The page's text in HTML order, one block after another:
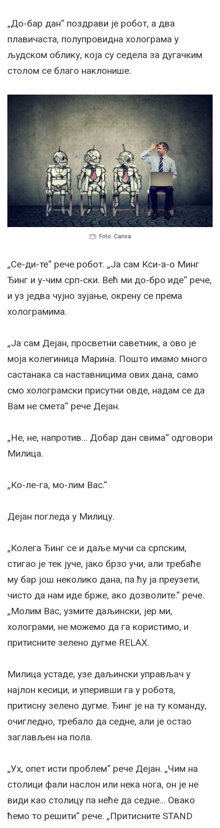
„До-бар дан“ поздрави је робот, а два
плавичаста, полупровидна холограма у
људском облику, која су седела за дугачким
столом се благо наклонише.
Foto: Canva
„Се-ди-те“ рече робот. „Ја сам Кси-а-о Минг
Ђинг и у-чим срп-ски. Већ ми до-бро иде“ рече,
и уз једва чујно зујање, окрену се према
холограмима.
„Ја сам Дејан, просветни саветник, а ово је
моја колегиница Марина. Пошто имамо много
састанака са наставницима ових дана, само
смо холограмски присутни овде, надам се да
Вам не смета“ рече Дејан.
„Не, не, напротив… Добар дан свима“ одговори
Милица.
„Ко-ле-га, мо-лим Вас.“
Дејан погледа у Милицу.
„Колега Ђинг се и даље мучи са српским,
стигао је тек јуче, јако брзо учи, али требаће
му бар још неколико дана, па ћу ја преузети,
чисто да нам иде брже, ако дозволите.“ рече.
„Молим Вас, узмите даљински, јер ми,
холограми, не можемо да га користимо, и
притисните зелено дугме RELAX.
Милица устаде, узе даљински управљач у
најлон кесици, и уперивши га у робота,
притисну зелено дугме. Ђинг је на ту команду,
очигледно, требало да седне, али је остао
заглављен на пола.
„Ух, опет исти проблем“ рече Дејан. „Чим на
столици фали наслон или нека нога, он је не
види као столицу па неће да седне… Овако
ћемо то решити“ рече. „Притисните STAND